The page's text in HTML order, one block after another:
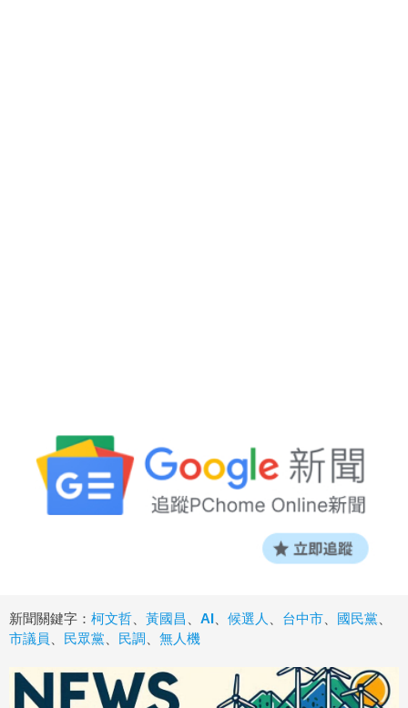
新聞關鍵字： 柯文哲、 黃國昌 、 AI 、 候選人 、 台中市、 國民黨、
市議員 、 民眾黨、 民調 、 無人機